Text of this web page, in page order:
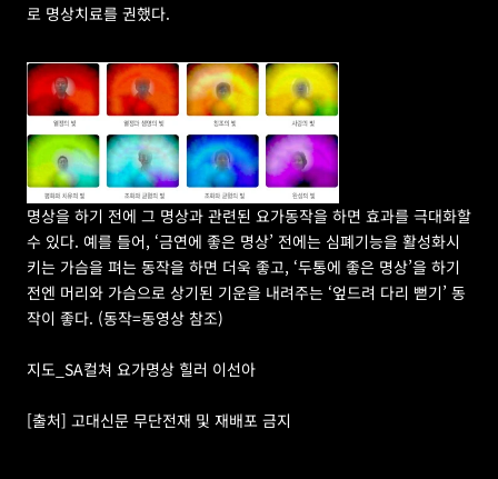
로 명상치료를 권했다.
명상을 하기 전에 그 명상과 관련된 요가동작을 하면 효과를 극대화할
수 있다. 예를 들어, ‘금연에 좋은 명상’ 전에는 심폐기능을 활성화시
키는 가슴을 펴는 동작을 하면 더욱 좋고, ‘두통에 좋은 명상’을 하기
전엔 머리와 가슴으로 상기된 기운을 내려주는 ‘엎드려 다리 뻗기’ 동
작이 좋다. (동작=동영상 참조)
지도_SA컬쳐 요가명상 힐러 이선아
[출처] 고대신문 무단전재 및 재배포 금지